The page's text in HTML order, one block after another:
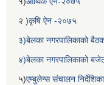
२ )कृषि ऐन -२०७५
३)बेलका नगरपालिकाको
४)बेलका नगरपालिकाको
५)एम्बुलेन्स संचालन